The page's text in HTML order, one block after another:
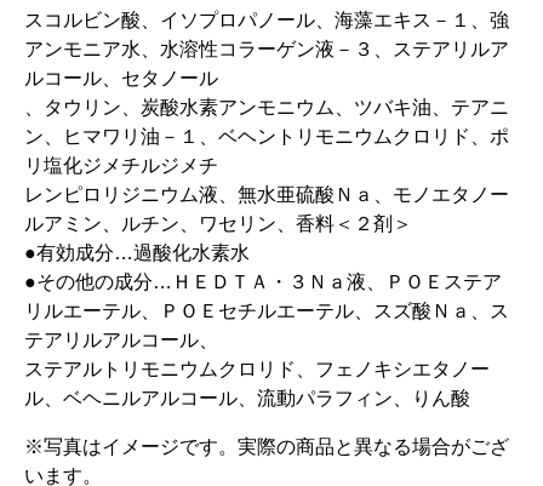
スコルビン酸、イソプロパノール、海藻エキス－１、強
アンモニア水、水溶性コラーゲン液－３、ステアリルア
ルコール、セタノール
、タウリン、炭酸水素アンモニウム、ツバキ油、テアニ
ン、ヒマワリ油－１、ベヘントリモニウムクロリド、ポ
リ塩化ジメチルジメチ
レンピロリジニウム液、無水亜硫酸Ｎａ、モノエタノー
ルアミン、ルチン、ワセリン、香料＜２剤＞
●有効成分…過酸化水素水
●その他の成分…ＨＥＤＴＡ・３Ｎａ液、ＰＯＥステア
リルエーテル、ＰＯＥセチルエーテル、スズ酸Ｎａ、ス
テアリルアルコール、
ステアルトリモニウムクロリド、フェノキシエタノー
ル、ベヘニルアルコール、流動パラフィン、りん酸
※写真はイメージです。実際の商品と異なる場合がござ
います。